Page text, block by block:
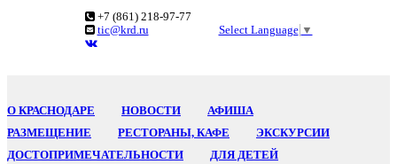
+7 (861) 218-97-77
tic@krd.ru
Select Language ▼
О КРАСНОДАРЕ НОВОСТИ
АФИША
РАЗМЕЩЕНИЕ
РЕСТОРАНЫ, КАФЕ
ЭКСКУРСИИ
ДОСТОПРИМЕЧАТЕЛЬНОСТИ
ДЛЯ ДЕТЕЙ